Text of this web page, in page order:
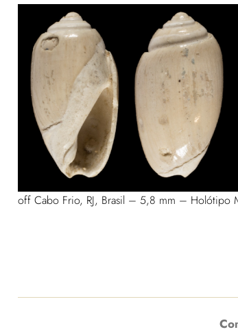
off Cabo Frio, RJ, Brasil – 5,8 mm – Holótipo